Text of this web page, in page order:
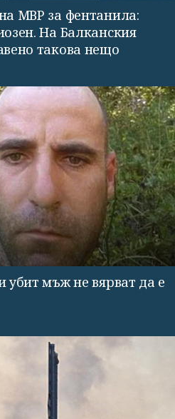
МВР за фентанила:
На Балканския
такова нещо
убит мъж не вярват да е